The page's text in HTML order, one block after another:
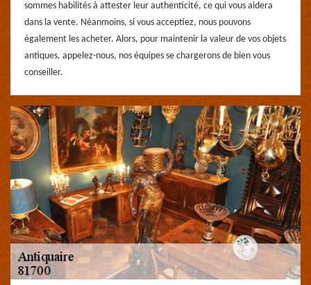
sommes habilités à attester leur authenticité, ce qui vous aidera
dans la vente. Néanmoins, si vous acceptiez, nous pouvons
également les acheter. Alors, pour maintenir la valeur de vos objets
antiques, appelez-nous, nos équipes se chargerons de bien vous
conseiller.